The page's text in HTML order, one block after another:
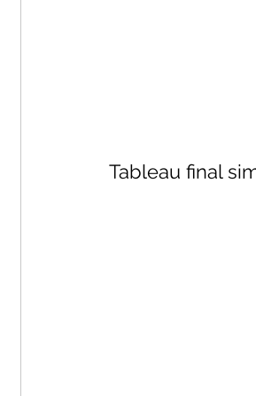
Tableau final